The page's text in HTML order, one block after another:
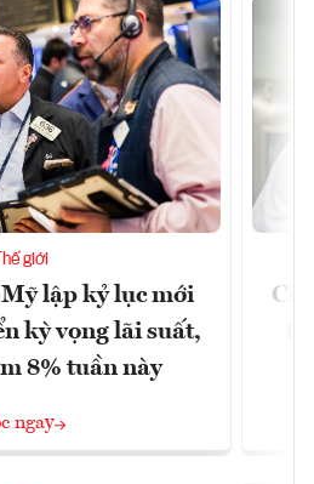
Thế giới
lập kỷ lục mới
kỳ vọng lãi suất,
8% tuần này
ngay